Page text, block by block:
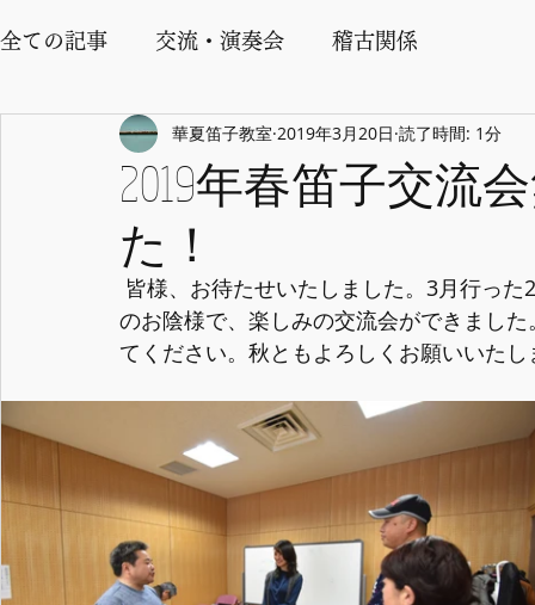
全ての記事 交流・演奏会 稽古関係
2019年春笛子交流
た！
華夏笛子教室 2019年3月20日 読了時間: 1分
のお陰様で、楽しみの交流会ができまし
てください。秋ともよろしくお願いいたし